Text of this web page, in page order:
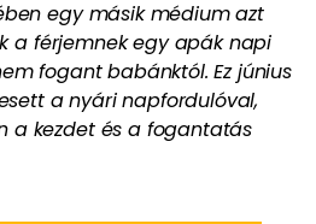
egy másik médium azt
a férjemnek egy apák napi
fogant babánktól. Ez június
a nyári napfordulóval,
a kezdet és a fogantatás